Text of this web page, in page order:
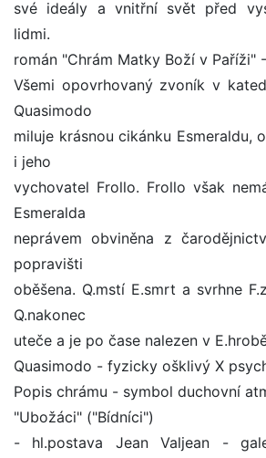
své ideály a vnitřní svět před
lidmi.
román "Chrám Matky Boží v Paříži"
Všemi opovrhovaný zvoník v
Quasimodo
miluje krásnou cikánku Esmeraldu,
i jeho
vychovatel Frollo. Frollo však
Esmeralda
neprávem obviněna z
popravišti
oběšena. Q.mstí E.smrt a svrhne
Q.nakonec
uteče a je po čase nalezen v
Quasimodo - fyzicky ošklivý X
Popis chrámu - symbol duchovní
"Ubožáci" ("Bídníci")
- hl.postava Jean Valjean -